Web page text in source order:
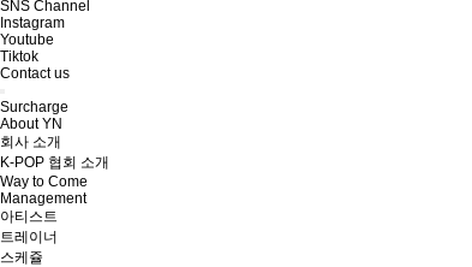
SNS Channel
Instagram
Youtube
Tiktok
Contact us
Surcharge
About YN
회사 소개
K-POP 협회 소개
Way to Come
Management
아티스트
트레이너
스케쥴